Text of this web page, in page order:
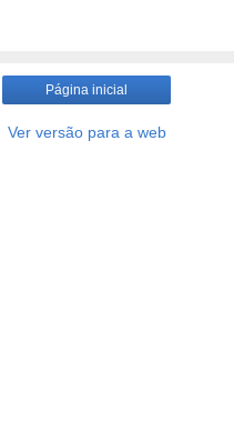
Página inicial
Ver versão para a web